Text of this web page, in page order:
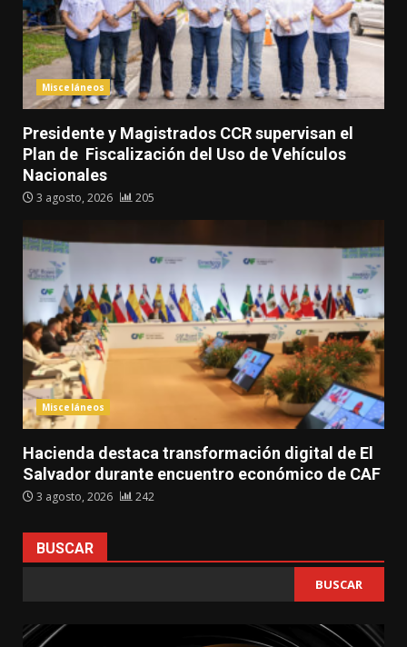
Misceláneos
Presidente y Magistrados CCR supervisan el
Plan de Fiscalización del Uso de Vehículos
Nacionales
3 agosto, 2026 205
Misceláneos
Hacienda destaca transformación digital de El
Salvador durante encuentro económico de CAF
3 agosto, 2026 242
BUSCAR
BUSCAR